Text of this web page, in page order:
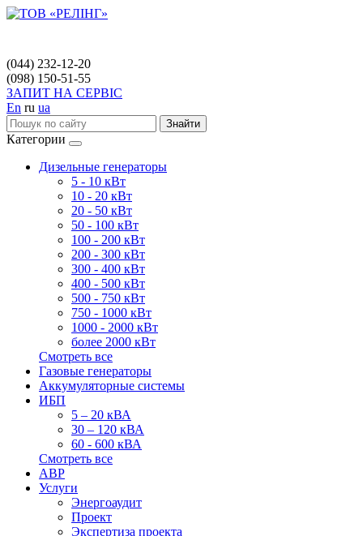
(044) 232-12-20
(098) 150-51-55
ЗАПИТ НА СЕРВІС
En ru ua
Знайти
Категории
Дизельные генераторы
5 - 10 кВт
10 - 20 кВт
20 - 50 кВт
50 - 100 кВт
100 - 200 кВт
200 - 300 кВт
300 - 400 кВт
400 - 500 кВт
500 - 750 кВт
750 - 1000 кВт
1000 - 2000 кВт
более 2000 кВт
Смотреть все
Газовые генераторы
Аккумуляторные системы
ИБП
5 – 20 кВА
30 – 120 кВА
60 - 600 кВА
Смотреть все
АВР
Услуги
Энергоаудит
Проект
Экспертиза проекта